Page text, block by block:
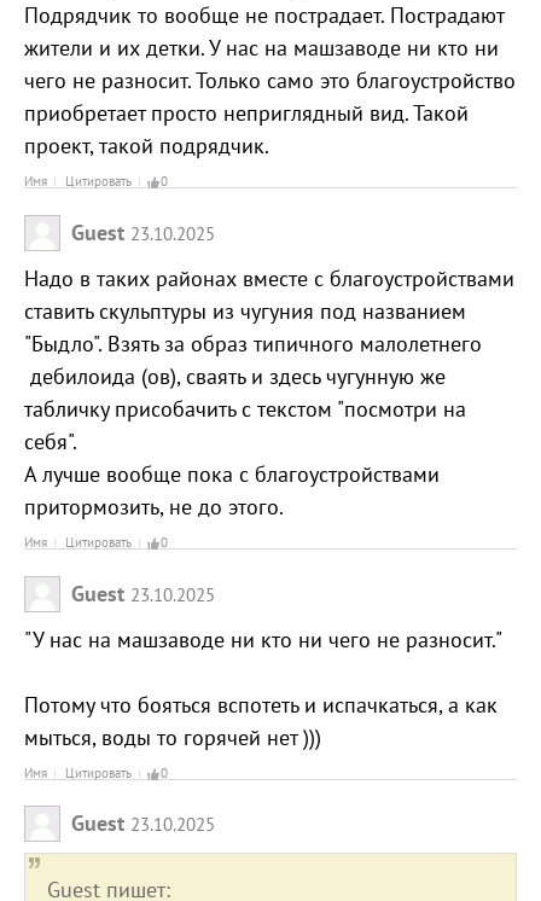
Подрядчик то вообще не пострадает. Пострадают
жители и их детки. У нас на машзаводе ни кто ни
чего не разносит. Только само это благоустройство
приобретает просто неприглядный вид. Такой
проект, такой подрядчик.
Имя Цитировать 0
Guest 23.10.2025
Надо в таких районах вместе с благоустройствами
ставить скульптуры из чугуния под названием
"Быдло". Взять за образ типичного малолетнего
дебилоида (ов), сваять и здесь чугунную же
табличку присобачить с текстом "посмотри на
себя".
А лучше вообще пока с благоустройствами
притормозить, не до этого.
Имя Цитировать 0
Guest 23.10.2025
"У нас на машзаводе ни кто ни чего не разносит."
Потому что бояться вспотеть и испачкаться, а как
мыться, воды то горячей нет )))
Имя Цитировать 0
Guest 23.10.2025
Guest пишет: